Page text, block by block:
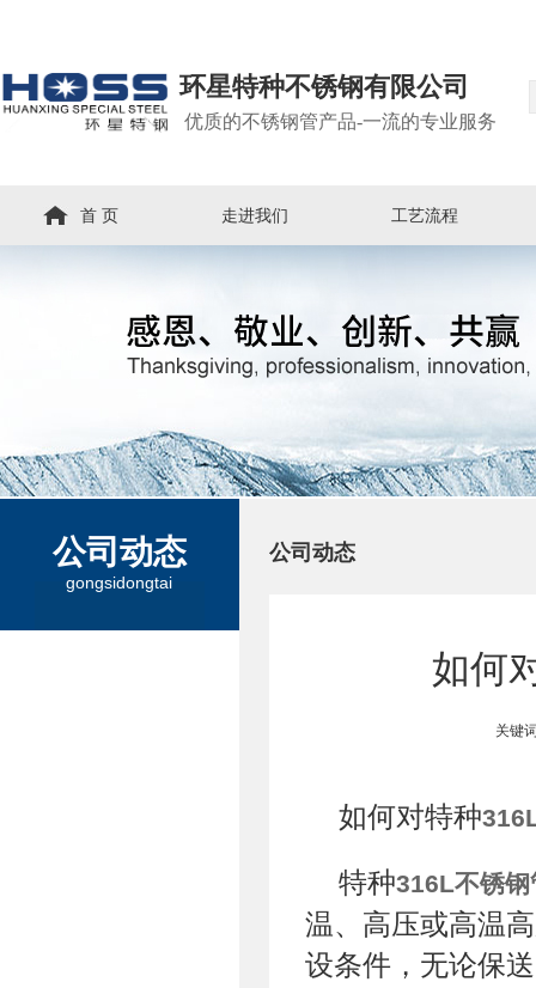
环星特种不锈钢有限公司
优质的不锈钢管产品-一流的专业服务
首 页 走进我们 工艺流程
公司动态
gongsidongtai
公司动态
如何
关键
如何对特种
特种316L不锈钢
温、高压或高温
设条件，无论保